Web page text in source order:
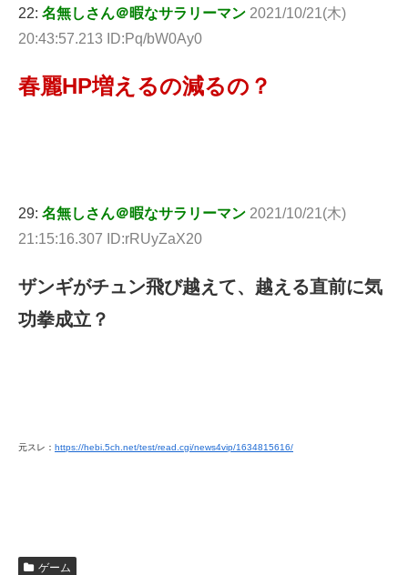
22: 名無しさん＠暇なサラリーマン 2021/10/21(木)
20:43:57.213 ID:Pq/bW0Ay0
春麗HP増えるの減るの？
29: 名無しさん＠暇なサラリーマン 2021/10/21(木)
21:15:16.307 ID:rRUyZaX20
ザンギがチュン飛び越えて、越える直前に気
功拳成立？
元スレ： https://hebi.5ch.net/test/read.cgi/news4vip/1634815616/
ゲーム